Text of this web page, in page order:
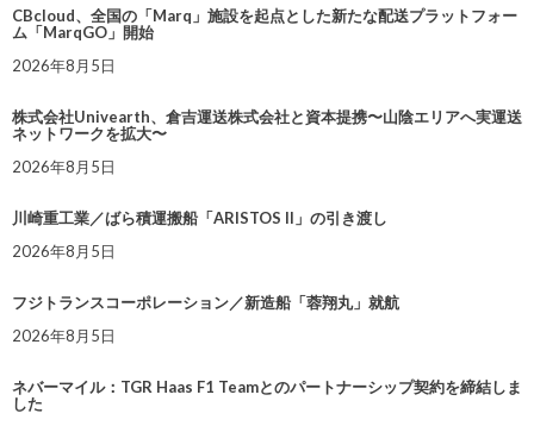
CBcloud、全国の「Marq」施設を起点とした新たな配送プラットフォー
ム「MarqGO」開始
2026年8月5日
株式会社Univearth、倉吉運送株式会社と資本提携〜山陰エリアへ実運送
ネットワークを拡大〜
2026年8月5日
川崎重工業／ばら積運搬船「ARISTOS II」の引き渡し
2026年8月5日
フジトランスコーポレーション／新造船「蓉翔丸」就航
2026年8月5日
ネバーマイル：TGR Haas F1 Teamとのパートナーシップ契約を締結しま
した